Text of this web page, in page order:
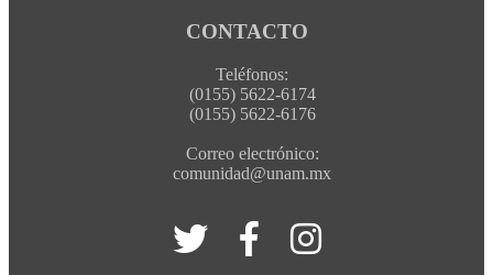
CONTACTO
Teléfonos:
(0155) 5622-6174
(0155) 5622-6176
Correo electrónico:
comunidad@unam.mx